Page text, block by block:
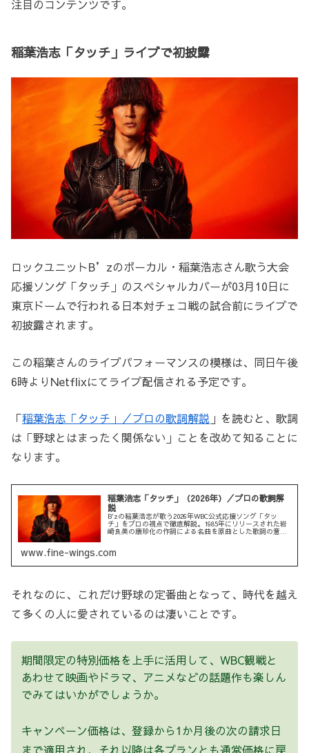
注目のコンテンツです。
稲葉浩志「タッチ」ライブで初披露
ロックユニットB’zのボーカル・稲葉浩志さん歌う大会
応援ソング「タッチ」のスペシャルカバーが03月10日に
東京ドームで行われる日本対チェコ戦の試合前にライブで
初披露されます。
この稲葉さんのライブパフォーマンスの模様は、同日午後
6時よりNetflixにてライブ配信される予定です。
「稲葉浩志「タッチ」／プロの歌詞解説 」を読むと、歌詞
は「野球とはまったく関係ない」ことを改めて知ることに
なります。
稲葉浩志「タッチ」（2026年）／プロの歌詞解
説
B'zの稲葉浩志が歌う2026年WBC公式応援ソング「タッ
チ」をプロの視点で徹底解説。1985年にリリースされた岩
崎良美の康珍化の作詞による名曲を原曲とした歌詞の意味
www.fine-wings.com
それなのに、これだけ野球の定番曲となって、時代を越え
て多くの人に愛されているのは凄いことです。
期間限定の特別価格を上手に活用して、WBC観戦と
あわせて映画やドラマ、アニメなどの話題作も楽しん
でみてはいかがでしょうか。
キャンペーン価格は、登録から1か月後の次の請求日
まで適用され、それ以降は各プランとも通常価格に戻